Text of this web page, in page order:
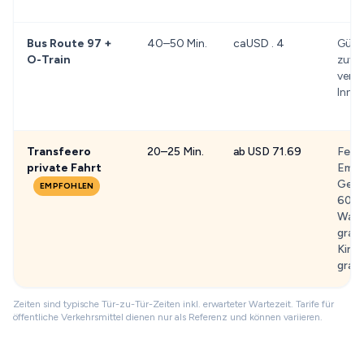
Bus Route 97 +
O-Train
40–50 Min. caUSD . 4
Transfeero
private Fahrt
EMPFOHLEN
20–25 Min. ab USD 71.69
60
Zeiten sind typische Tür-zu-Tür-Zeiten inkl. erwarteter Wartezeit. Tarife für
öffentliche Verkehrsmittel dienen nur als Referenz und können variieren.